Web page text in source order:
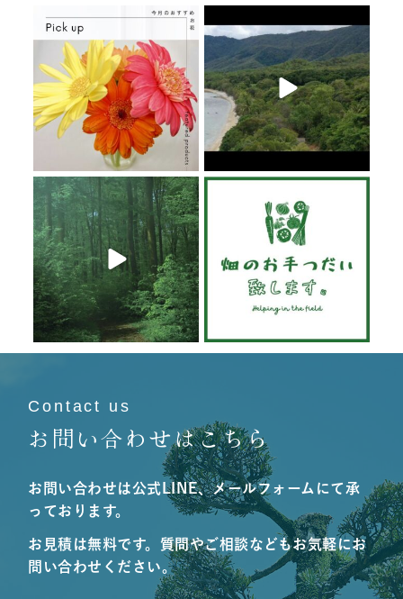
6月 20
6月 19
Contact us
お問い合わせはこちら
お問い合わせは公式LINE、メールフォームにて承
っております。
お見積は無料です。質問やご相談などもお気軽にお
問い合わせください。